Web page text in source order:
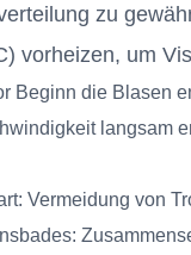
zu
vorheizen, um
Beginn die Blasen
langsam
Vermeidung von